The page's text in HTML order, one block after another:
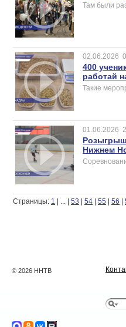
Там были
02.06.2026
400
работай
Такие
01.06.2026
Розыгрыш
Нижнем
Страницы: 1 | | 53 | 54 | 55 | 56 |
© 2026 ННТВ